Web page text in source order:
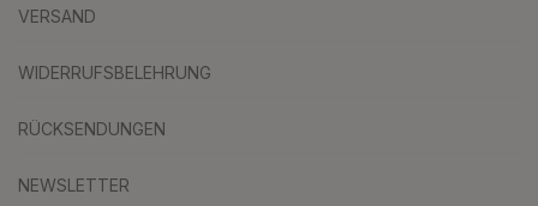
VERSAND
WIDERRUFSBELEHRUNG
RÜCKSENDUNGEN
NEWSLETTER